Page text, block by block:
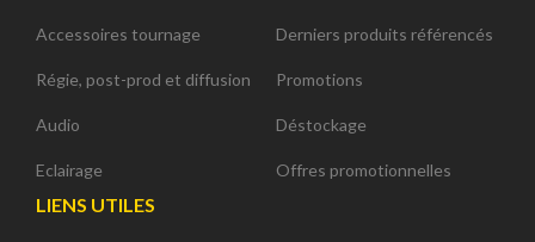
Accessoires tournage
Régie, post-prod et diffusion
Audio
Eclairage
Derniers produits référencés
Promotions
Déstockage
Offres promotionnelles
LIENS UTILES